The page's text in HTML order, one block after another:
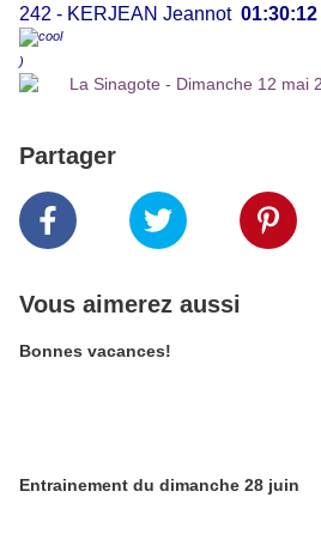
242 - KERJEAN Jeannot 01:30:12
)
Partager
Vous aimerez aussi
Bonnes vacances!
Entrainement du dimanche 28 juin